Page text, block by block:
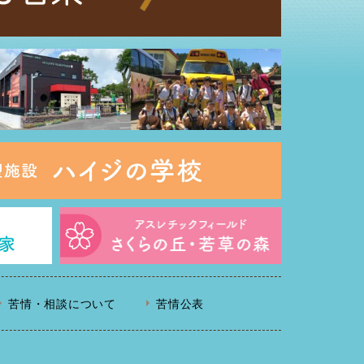
苦情・相談について 苦情公表